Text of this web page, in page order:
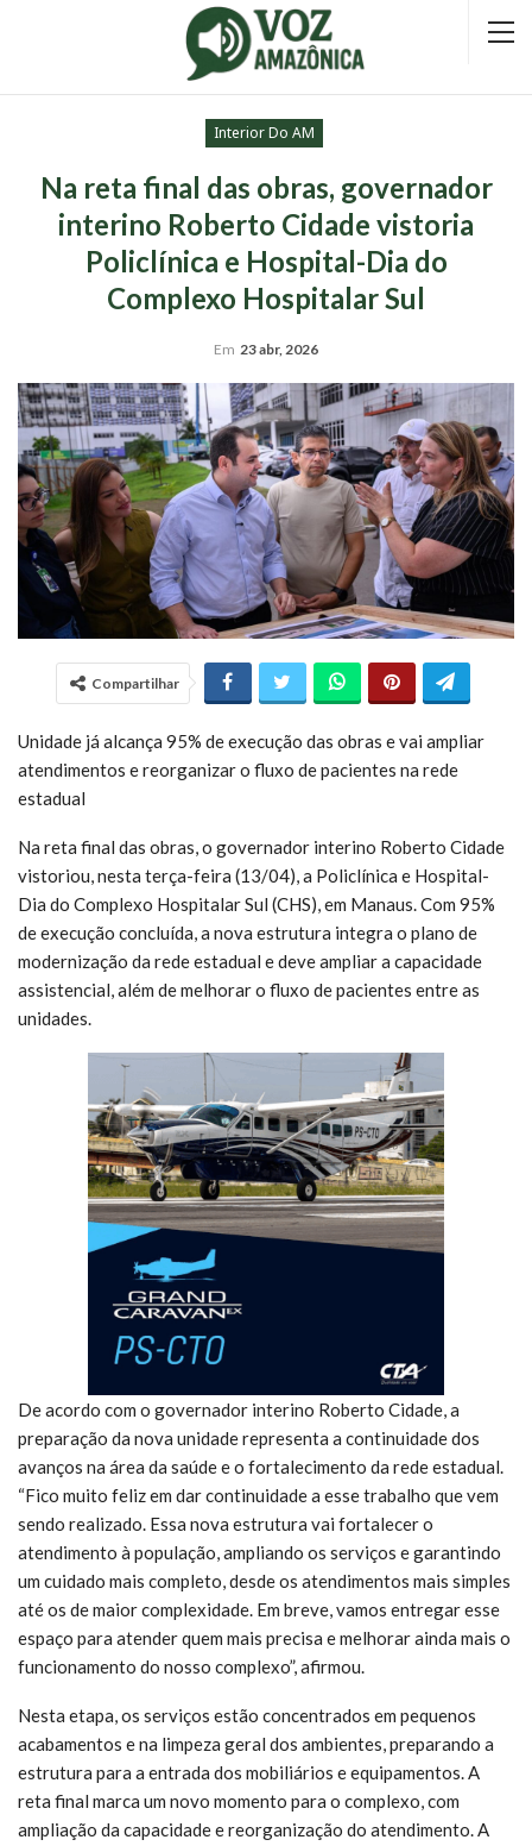
Interior Do AM
Na reta final das obras, governador
interino Roberto Cidade vistoria
Policlínica e Hospital-Dia do
Complexo Hospitalar Sul
Em 23 abr, 2026
Compartilhar
Unidade já alcança 95% de execução das obras e vai ampliar
atendimentos e reorganizar o fluxo de pacientes na rede
estadual
Na reta final das obras, o governador interino Roberto Cidade
vistoriou, nesta terça-feira (13/04), a Policlínica e Hospital-
Dia do Complexo Hospitalar Sul (CHS), em Manaus. Com 95%
de execução concluída, a nova estrutura integra o plano de
modernização da rede estadual e deve ampliar a capacidade
assistencial, além de melhorar o fluxo de pacientes entre as
unidades.
De acordo com o governador interino Roberto Cidade, a
preparação da nova unidade representa a continuidade dos
avanços na área da saúde e o fortalecimento da rede estadual.
“Fico muito feliz em dar continuidade a esse trabalho que vem
sendo realizado. Essa nova estrutura vai fortalecer o
atendimento à população, ampliando os serviços e garantindo
um cuidado mais completo, desde os atendimentos mais simples
até os de maior complexidade. Em breve, vamos entregar esse
espaço para atender quem mais precisa e melhorar ainda mais o
funcionamento do nosso complexo”, afirmou.
Nesta etapa, os serviços estão concentrados em pequenos
acabamentos e na limpeza geral dos ambientes, preparando a
estrutura para a entrada dos mobiliários e equipamentos. A
reta final marca um novo momento para o complexo, com
ampliação da capacidade e reorganização do atendimento. A